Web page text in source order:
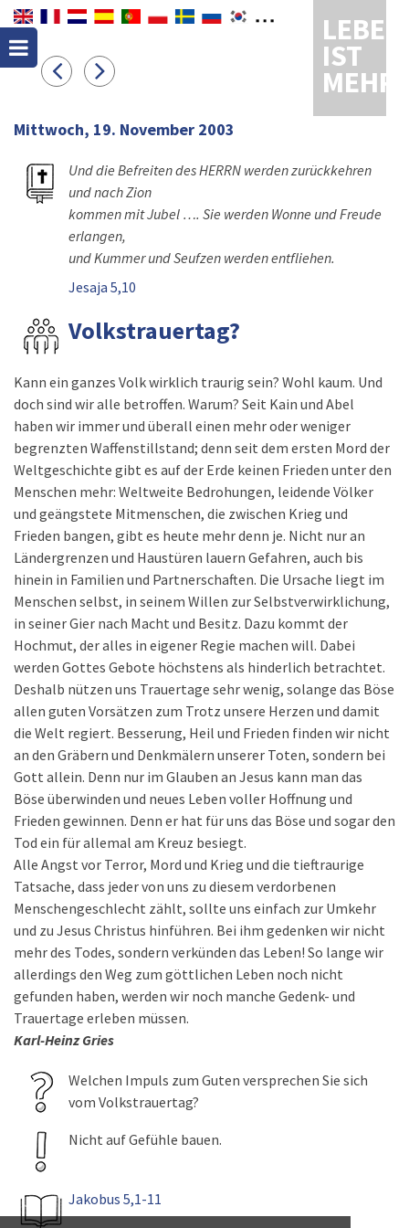
LEBEN
IST
MEHR
Mittwoch, 19. November 2003
Und die Befreiten des HERRN werden zurückkehren
und nach Zion
kommen mit Jubel …. Sie werden Wonne und Freude
erlangen,
und Kummer und Seufzen werden entfliehen.
Jesaja 5,10
Volkstrauertag?
Kann ein ganzes Volk wirklich traurig sein? Wohl kaum. Und
doch sind wir alle betroffen. Warum? Seit Kain und Abel
haben wir immer und überall einen mehr oder weniger
begrenzten Waffenstillstand; denn seit dem ersten Mord der
Weltgeschichte gibt es auf der Erde keinen Frieden unter den
Menschen mehr: Weltweite Bedrohungen, leidende Völker
und geängstete Mitmenschen, die zwischen Krieg und
Frieden bangen, gibt es heute mehr denn je. Nicht nur an
Ländergrenzen und Haustüren lauern Gefahren, auch bis
hinein in Familien und Partnerschaften. Die Ursache liegt im
Menschen selbst, in seinem Willen zur Selbstverwirklichung,
in seiner Gier nach Macht und Besitz. Dazu kommt der
Hochmut, der alles in eigener Regie machen will. Dabei
werden Gottes Gebote höchstens als hinderlich betrachtet.
Deshalb nützen uns Trauertage sehr wenig, solange das Böse
allen guten Vorsätzen zum Trotz unsere Herzen und damit
die Welt regiert. Besserung, Heil und Frieden finden wir nicht
an den Gräbern und Denkmälern unserer Toten, sondern bei
Gott allein. Denn nur im Glauben an Jesus kann man das
Böse überwinden und neues Leben voller Hoffnung und
Frieden gewinnen. Denn er hat für uns das Böse und sogar den
Tod ein für allemal am Kreuz besiegt.
Alle Angst vor Terror, Mord und Krieg und die tieftraurige
Tatsache, dass jeder von uns zu diesem verdorbenen
Menschengeschlecht zählt, sollte uns einfach zur Umkehr
und zu Jesus Christus hinführen. Bei ihm gedenken wir nicht
mehr des Todes, sondern verkünden das Leben! So lange wir
allerdings den Weg zum göttlichen Leben noch nicht
gefunden haben, werden wir noch manche Gedenk- und
Trauertage erleben müssen.
Karl-Heinz Gries
Welchen Impuls zum Guten versprechen Sie sich
vom Volkstrauertag?
Nicht auf Gefühle bauen.
Jakobus 5,1-11